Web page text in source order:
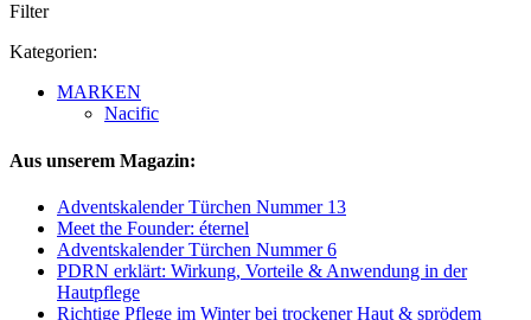
Filter
Kategorien:
MARKEN
Nacific
Aus unserem Magazin:
Adventskalender Türchen Nummer 13
Meet the Founder: éternel
Adventskalender Türchen Nummer 6
PDRN erklärt: Wirkung, Vorteile & Anwendung in der
Hautpflege
Richtige Pflege im Winter bei trockener Haut & sprödem